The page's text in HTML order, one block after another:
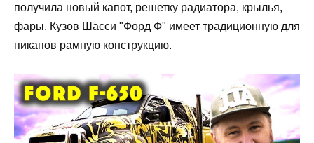
получила новый капот, решетку радиатора, крылья,
фары. Кузов Шасси "Форд Ф" имеет традиционную для
пикапов рамную конструкцию.